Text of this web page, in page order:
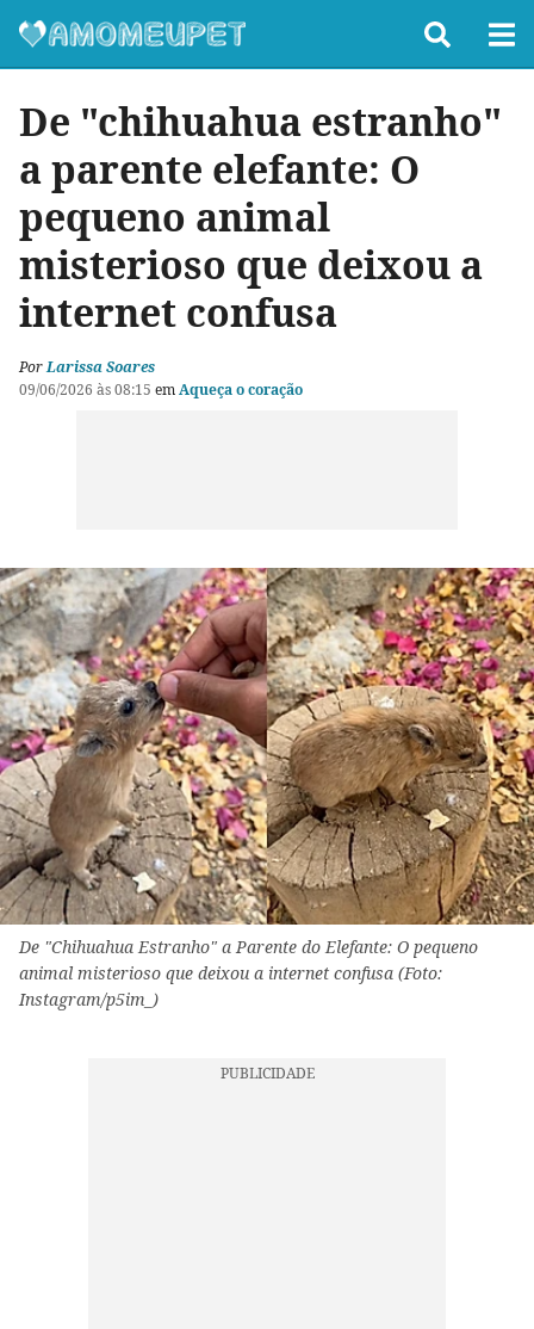
De "chihuahua estranho"
a parente elefante: O
pequeno animal
misterioso que deixou a
internet confusa
PorLarissa Soares
09/06/2026 às 08:15 emAqueça o coração
De "Chihuahua Estranho" a Parente do Elefante: O pequeno
animal misterioso que deixou a internet confusa (Foto:
Instagram/p5im_)